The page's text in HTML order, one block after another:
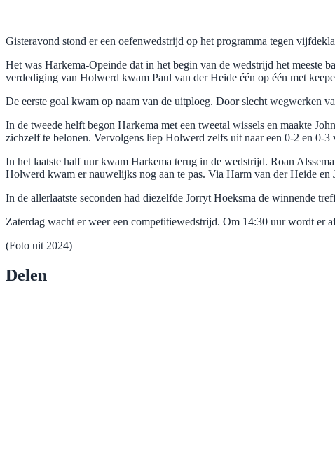
Gisteravond stond er een oefenwedstrijd op het programma tegen
Het was Harkema-Opeinde dat in het begin van de wedstrijd het meeste
verdediging van Holwerd kwam Paul van der Heide één op één met
De eerste goal kwam op naam van de uitploeg. Door slecht wegwerken
In de tweede helft begon Harkema met een tweetal wissels en maakte
zichzelf te belonen. Vervolgens liep Holwerd zelfs uit naar een 0-2 en 0-3
In het laatste half uur kwam Harkema terug in de wedstrijd. Roan
Holwerd kwam er nauwelijks nog aan te pas. Via Harm van der Heide
In de allerlaatste seconden had diezelfde Jorryt Hoeksma de winnende
Zaterdag wacht er weer een competitiewedstrijd. Om 14:30 uur wordt er
(Foto uit 2024)
Delen